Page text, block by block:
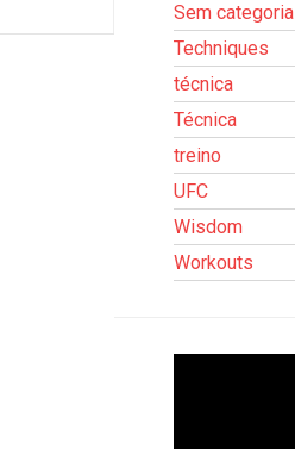
Sem categoria
Techniques
técnica
Técnica
treino
UFC
Wisdom
Workouts